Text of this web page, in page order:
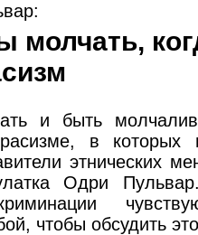
:
молчать,
и быть
в которых
этнических
Одри
чтобы обсудить